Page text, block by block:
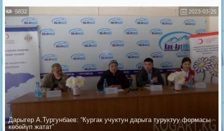
2023-03-25
5832
Дарыгер А.Тургунбаев: “Кургак учуктун дарыга туруктуу формасы
көбөйүп жатат”